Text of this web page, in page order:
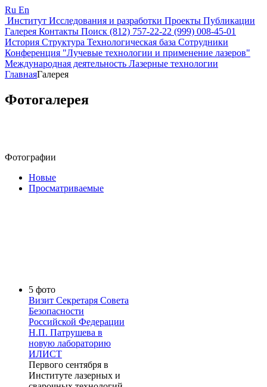
Ru En
Институт Исследования и разработки Проекты Публикации
Галерея Контакты Поиск (812) 757-22-22 (999) 008-45-01
История Структура Технологическая база Сотрудники
Конференция "Лучевые технологии и применение лазеров"
Международная деятельность Лазерные технологии
ГлавнаяГалерея
Фотогалерея
Фотографии
Новые
Просматриваемые
5 фото
Визит Секретаря Совета
Безопасности
Российской Федерации
Н.П. Патрушева в
новую лабораторию
ИЛИСТ
Первого сентября в
Институте лазерных и